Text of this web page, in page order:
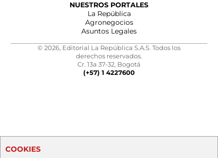
NUESTROS PORTALES
La República
Agronegocios
Asuntos Legales
© 2026, Editorial La República S.A.S. Todos los
derechos reservados.
Cr. 13a 37-32, Bogotá
(+57) 1 4227600
COOKIES